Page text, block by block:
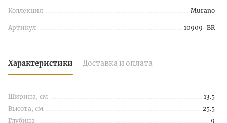
Коллекция Murano
Артикул 10909-BR
Характеристики Доставка и оплата
Ширина, см
13.5
Высота, см
25.5
Глубина
9